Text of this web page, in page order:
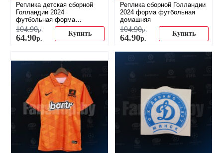
Реплика детская сборной
Голландии 2024
футбольная форма
домашняя
104.90р.
64.90р.
Купить
Реплика сборной Голландии
2024 форма футбольная
домашняя
104.90р.
64.90р.
Купить